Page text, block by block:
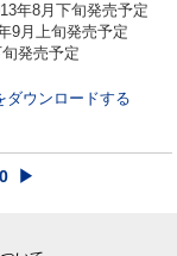
年8月下旬発売予定
9月上旬発売予定
発売予定
ダウンロードする
▶